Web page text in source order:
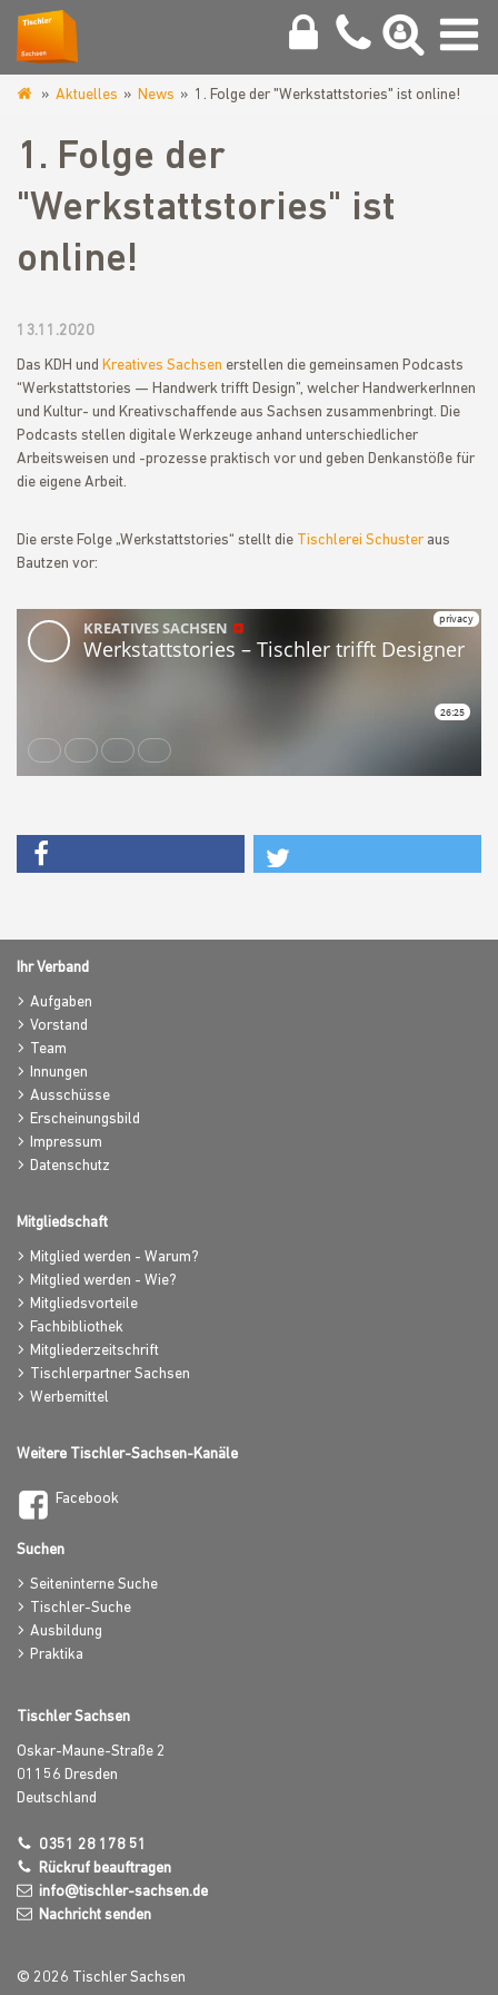
sachsen.de
Aktuelles News 1. Folge der "Werkstattstories" ist online!
1. Folge der
"Werkstattstories" ist
online!
13.11.2020
Das KDH und Kreatives Sachsen erstellen die gemeinsamen Podcasts
“Werkstattstories — Handwerk trifft Design”, welcher HandwerkerInnen
und Kultur- und Kreativschaffende aus Sachsen zusammenbringt. Die
Podcasts stellen digitale Werkzeuge anhand unterschiedlicher
Arbeitsweisen und -prozesse praktisch vor und geben Denkanstöße für
die eigene Arbeit.
Die erste Folge „Werkstattstories“ stellt die Tischlerei Schuster aus
Bautzen vor:
Ihr Verband
Aufgaben
Vorstand
Team
Innungen
Ausschüsse
Erscheinungsbild
Impressum
Datenschutz
Mitgliedschaft
Mitglied werden - Warum?
Mitglied werden - Wie?
Mitgliedsvorteile
Fachbibliothek
Mitgliederzeitschrift
Tischlerpartner Sachsen
Werbemittel
Weitere Tischler-Sachsen-Kanäle
Facebook
Suchen
Seiteninterne Suche
Tischler-Suche
Ausbildung
Praktika
Tischler Sachsen
Oskar-Maune-Straße 2
01156 Dresden
Deutschland
0351 28 178 51
Rückruf beauftragen
info@tischler-sachsen.de
Nachricht senden
© 2026 Tischler Sachsen